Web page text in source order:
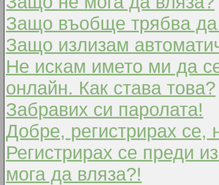
Защо въобще трябва да
Защо излизам
Не искам името ми да
онлайн. Как става това?
Забравих си паролата!
Добре, регистрирах се,
Регистрирах се преди
мога да вляза?!